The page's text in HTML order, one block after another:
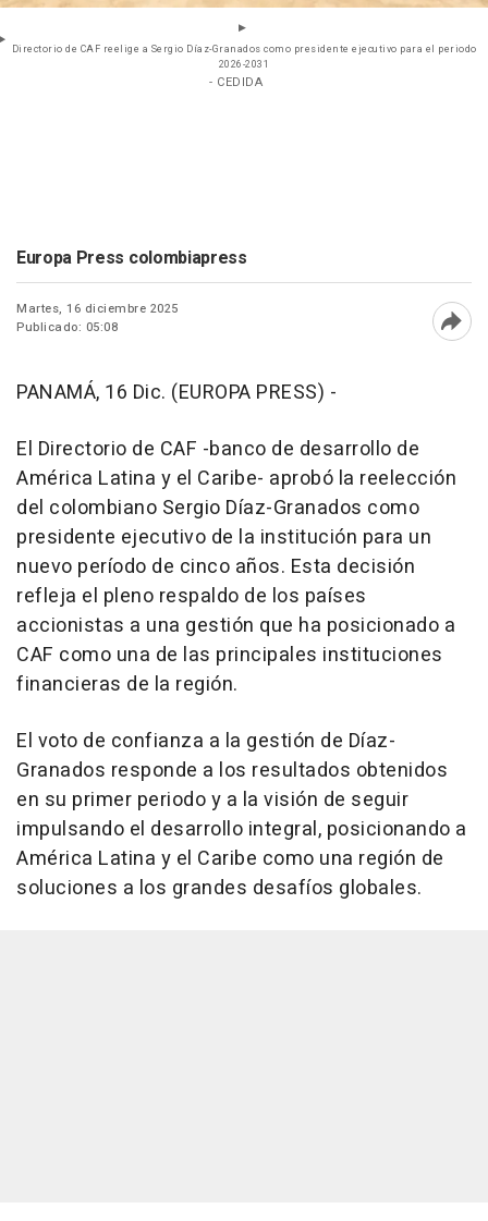
Directorio de CAF reelige a Sergio Díaz-Granados como presidente ejecutivo para el periodo
2026-2031
- CEDIDA
Europa Press colombiapress
Martes, 16 diciembre 2025
Publicado: 05:08
PANAMÁ, 16 Dic. (EUROPA PRESS) -
El Directorio de CAF -banco de desarrollo de
América Latina y el Caribe- aprobó la reelección
del colombiano Sergio Díaz-Granados como
presidente ejecutivo de la institución para un
nuevo período de cinco años. Esta decisión
refleja el pleno respaldo de los países
accionistas a una gestión que ha posicionado a
CAF como una de las principales instituciones
financieras de la región.
El voto de confianza a la gestión de Díaz-
Granados responde a los resultados obtenidos
en su primer periodo y a la visión de seguir
impulsando el desarrollo integral, posicionando a
América Latina y el Caribe como una región de
soluciones a los grandes desafíos globales.